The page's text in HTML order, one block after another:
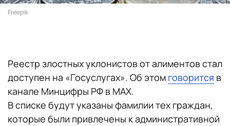
Freepik
Реестр злостных уклонистов от алиментов стал
доступен на «Госуслугах». Об этом говорится в
канале Минцифры РФ в MAX.
В списке будут указаны фамилии тех граждан,
которые были привлечены к административной